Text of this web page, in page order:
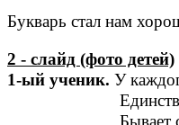
Букварь стал нам
2 - слайд (фото детей)
1-ый ученик. У
Бывает свой